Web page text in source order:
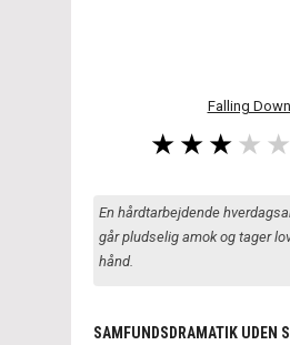
Falling Down
En hårdtarbejdende
går pludselig amok og tager
hånd.
SAMFUNDSDRAMATIK UDEN